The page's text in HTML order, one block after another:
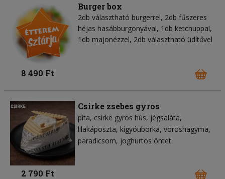
Burger box
2db választható burgerrel, 2db fűszeres
héjas hasábburgonyával, 1db ketchuppal,
1db majonézzel, 2db választható üdítővel
8 490 Ft
Csirke zsebes gyros
pita csirke gyros hús jégsaláta
lilakáposzta kígyóuborka vöröshagyma
paradicsom joghurtos öntet
2 790 Ft